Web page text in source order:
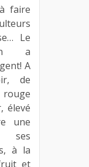
faire
Le
a
A
de
rouge
élevé
une
ses
à la
et